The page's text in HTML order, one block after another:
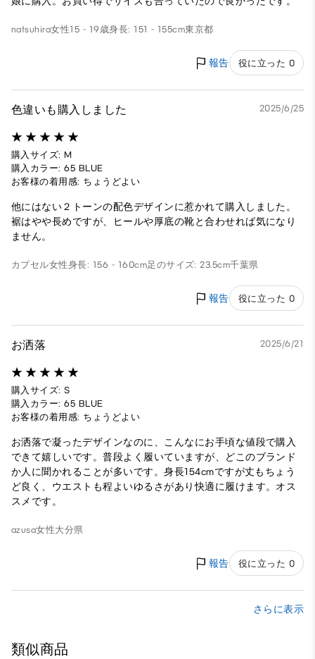
natsuhira女性15 - 19歳身長: 151 - 155cm東京都
報告 役に立った 0
色違いも購入しました 2025/6/25
購入サイズ: M
購入カラー: 65 BLUE
お客様の着用感: ちょうどよい
他にはない２トーンの配色デザインに惹かれて購入しました。
裾はやや長めですが、ヒールや厚底の靴と合わせれば気になり
ません。
カプセル女性身長: 156 - 160cm足のサイズ: 23.5cm千葉県
報告 役に立った 0
お洒落 2025/6/21
購入サイズ: S
購入カラー: 65 BLUE
お客様の着用感: ちょうどよい
お洒落で凝ったデザインなのに、こんなにお手頃な値段で購入
できて嬉しいです。普段よく履いていますが、どこのブランド
か人に聞かれることが多いです。身長154cmですが丈もちょう
ど良く、ウエストも程よいゆるさがあり快適に履けます。オス
スメです。
azusa女性大分県
報告 役に立った 0
さらに表示
類似商品